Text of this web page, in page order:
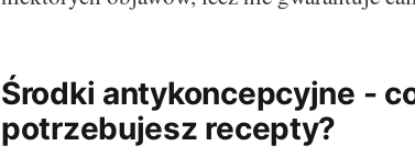
Środki antykoncepcyjne -
potrzebujesz recepty?